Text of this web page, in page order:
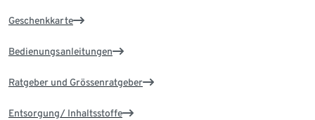
Geschenkkarte
Bedienungsanleitungen
Ratgeber und Grössenratgeber
Entsorgung/ Inhaltsstoffe